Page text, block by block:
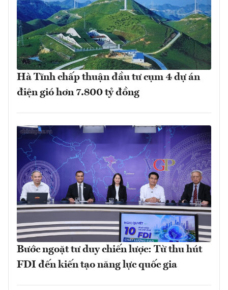
Hà Tĩnh chấp thuận đầu tư cụm 4 dự án
điện gió hơn 7.800 tỷ đồng
Bước ngoặt tư duy chiến lược: Từ thu hút
FDI đến kiến tạo năng lực quốc gia